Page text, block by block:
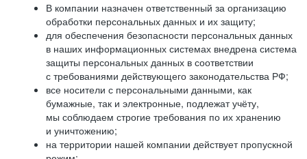
В компании назначен ответственный за организацию
обработки персональных данных и их защиту;
для обеспечения безопасности персональных данных
в наших информационных системах внедрена система
защиты персональных данных в соответствии
с требованиями действующего законодательства РФ;
все носители с персональными данными, как
бумажные, так и электронные, подлежат учёту,
мы соблюдаем строгие требования по их хранению
и уничтожению;
на территории нашей компании действует пропускной